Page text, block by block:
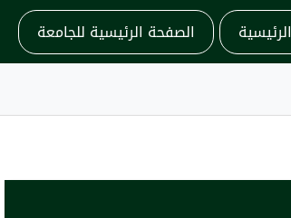
الرئيسية الصفحة الرئيسية للجامعة